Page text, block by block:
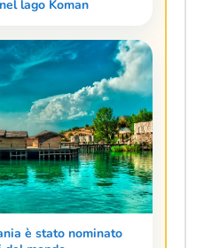
lago Koman
è stato nominato